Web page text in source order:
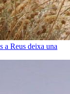
a Reus deixa una